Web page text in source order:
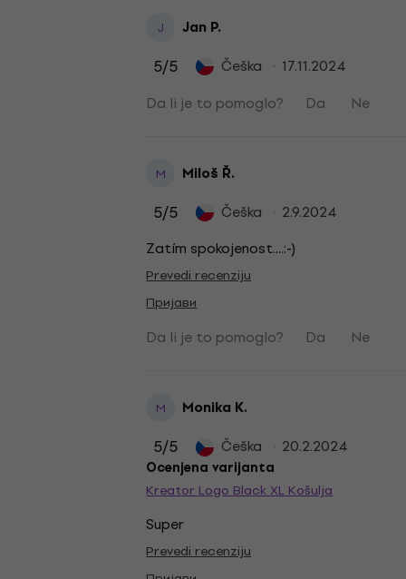
J Jan P.
5/5 Češka
17.11.2024
Da li je to pomoglo?
Da Ne
M Miloš Ř.
5/5 Češka
2.9.2024
Zatím spokojenost....:-)
Prevedi recenziju
Пријави
Da li je to pomoglo? Da Ne
M Monika K.
5/5 Češka 20.2.2024
Ocenjena varijanta
Kreator Logo Black XL Košulja
Super
Prevedi recenziju